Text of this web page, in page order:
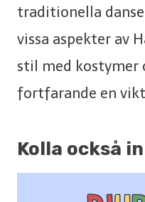
traditionella
vissa aspekter av
stil med kostymer
fortfarande en
Kolla också in